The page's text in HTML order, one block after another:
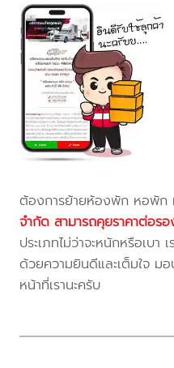
ต้องการย้ายห้องพัก หอพัก
จำกัด สามารถคุยราคาต่อรอ
ประเภทไม่ว่าจะหนักหรือเบา
ด้วยความยินดีและเต็มใจ ม
หน้าที่เรานะครับ